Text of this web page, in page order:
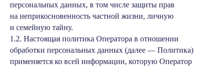
персональных данных, в том числе защиты прав
на неприкосновенность частной жизни, личную
и семейную тайну.
1.2. Настоящая политика Оператора в отношении
обработки персональных данных (далее — Политика)
применяется ко всей информации, которую Оператор